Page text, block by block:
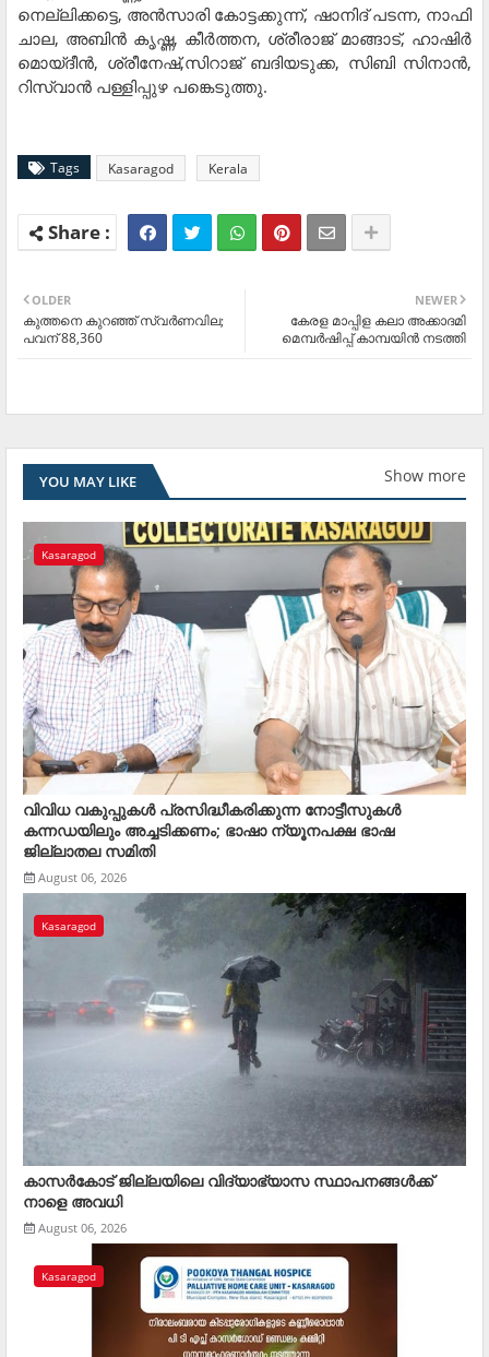
നെല്ലിക്കട്ടെ, അന്‍സാരി കോട്ടക്കുന്ന്, ഷാനിദ് പടന്ന, നാഫി
ചാല, അബിന്‍ കൃഷ്ണ, കീര്‍ത്തന, ശ്രീരാജ് മാങ്ങാട്, ഹാഷിര്‍
മൊയ്ദീന്‍, ശ്രീനേഷ്,സിറാജ് ബദിയടുക്ക, സിബി സിനാന്‍,
റിസ്വാന്‍ പള്ളിപ്പുഴ പങ്കെടുത്തു.
Tags Kasaragod Kerala
NEWER
കേരള മാപ്പിള കലാ അക്കാദമി
മെമ്പര്‍ഷിപ്പ് കാമ്പയിന്‍ നടത്തി
OLDER
കുത്തനെ കുറഞ്ഞ് സ്വർണവില;
പവന് 88,360
YOU MAY LIKE Show more
Kasaragod
വിവിധ വകുപ്പുകള്‍ പ്രസിദ്ധീകരിക്കുന്ന നോട്ടീസുകള്‍
കന്നഡയിലും അച്ചടിക്കണം; ഭാഷാ ന്യൂനപക്ഷ ഭാഷ
ജില്ലാതല സമിതി
August 06, 2026
Kasaragod
കാസര്‍കോട് ജില്ലയിലെ വിദ്യാഭ്യാസ സ്ഥാപനങ്ങള്‍ക്ക്
നാളെ അവധി
August 06, 2026
Kasaragod